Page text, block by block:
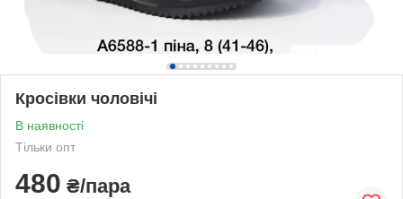
Кросівки чоловічі
В наявності
Тільки опт
480 ₴/пара